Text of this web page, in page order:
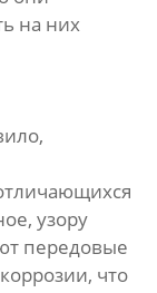
на них
узору
передовые
что